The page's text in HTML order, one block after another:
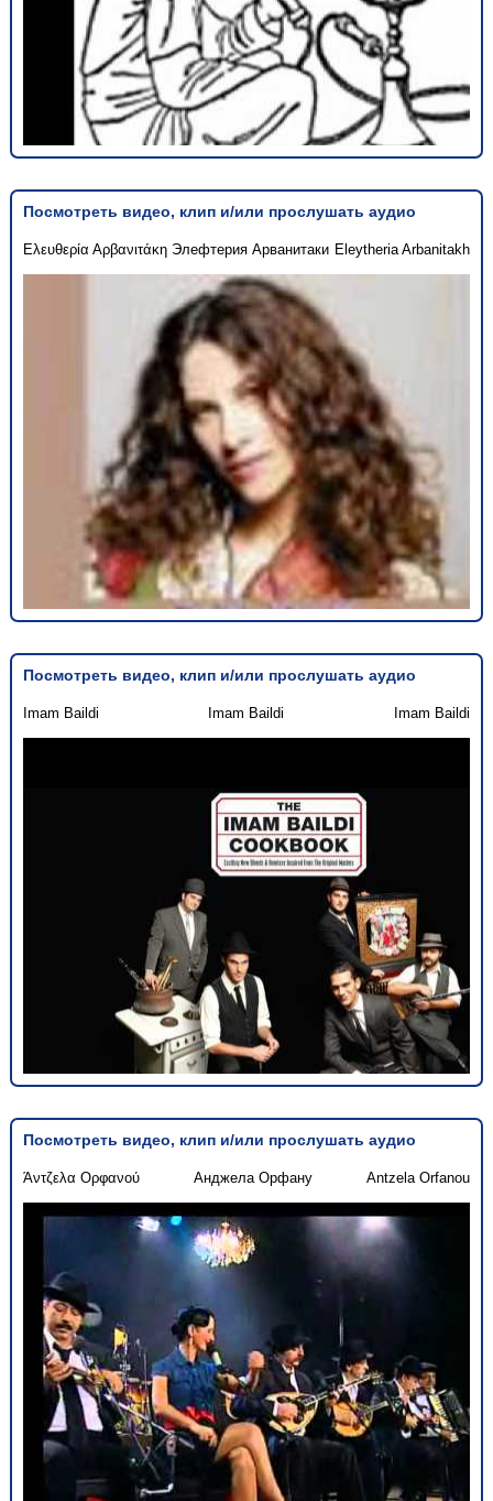
Посмотреть видео, клип и/или прослушать аудио
Ελευθερία Αρβανιτάκη Элефтерия Арванитаки Eleytheria Arbanitakh
Посмотреть видео, клип и/или прослушать аудио
Imam Baildi Imam Baildi Imam Baildi
Посмотреть видео, клип и/или прослушать аудио
Άντζελα Ορφανού Анджела Орфану Antzela Orfanou